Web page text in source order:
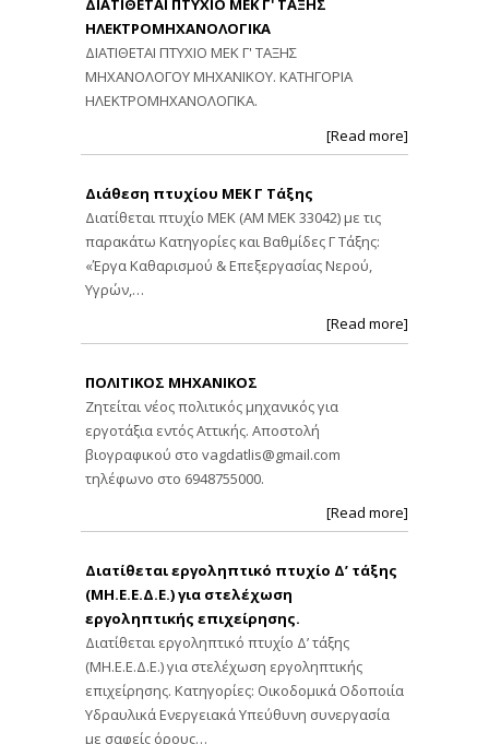
ΗΛΕΚΤΡΟΜΗΧΑΝΟΛΟΓΙΚΑ
ΔΙΑΤΙΘΕΤΑΙ ΠΤΥΧΙΟ ΜΕΚ Γ' ΤΑΞΗΣ
ΜΗΧΑΝΟΛΟΓΟΥ ΜΗΧΑΝΙΚΟΥ. ΚΑΤΗΓΟΡΙΑ
ΗΛΕΚΤΡΟΜΗΧΑΝΟΛΟΓΙΚΑ.
[Read more]
Διάθεση πτυχίου ΜΕΚ Γ Τάξης
Διατίθεται πτυχίο ΜΕΚ (ΑΜ ΜΕΚ 33042) με τις
παρακάτω Κατηγορίες και Βαθμίδες Γ Τάξης:
«Έργα Καθαρισμού & Επεξεργασίας Νερού,
Υγρών,…
[Read more]
ΠΟΛΙΤΙΚΟΣ ΜΗΧΑΝΙΚΟΣ
Ζητείται νέος πολιτικός μηχανικός για
εργοτάξια εντός Αττικής. Αποστολή
βιογραφικού στο vagdatlis@gmail.com
τηλέφωνο στο 6948755000.
[Read more]
Διατίθεται εργοληπτικό πτυχίο Δ’ τάξης
(ΜΗ.Ε.Ε.Δ.Ε.) για στελέχωση
εργοληπτικής επιχείρησης.
Διατίθεται εργοληπτικό πτυχίο Δ’ τάξης
(ΜΗ.Ε.Ε.Δ.Ε.) για στελέχωση εργοληπτικής
επιχείρησης. Κατηγορίες: Οικοδομικά Οδοποιία
Υδραυλικά Ενεργειακά Υπεύθυνη συνεργασία
με σαφείς όρους…